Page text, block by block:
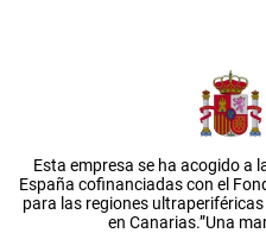
Esta empresa se ha acogido a
España cofinanciadas con el
para las regiones
en Canarias.”Una